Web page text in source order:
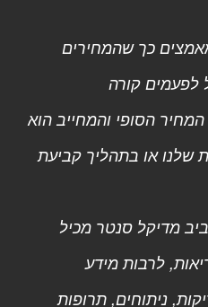
כך שהמחירים
לפעמים קורה
הסופי והמחייב הוא
שלנו או בתהליך קביעת
מדיקל סנטר מכיל
לרבות מידע
ניתוחים, תרופות